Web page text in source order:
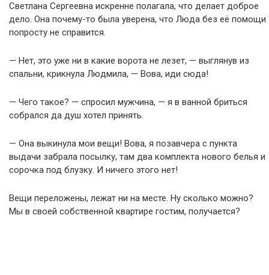
Светлана Сергеевна искренне полагала, что делает доброе
дело. Она почему-то была уверена, что Люда без её помощи
попросту не справится.
— Нет, это уже ни в какие ворота не лезет, — выглянув из
спальни, крикнула Людмила, — Вова, иди сюда!
— Чего такое? — спросил мужчина, — я в ванной бриться
собрался да душ хотел принять.
— Она выкинула мои вещи! Вова, я позавчера с пункта
выдачи забрала посылку, там два комплекта нового белья и
сорочка под блузку. И ничего этого нет!
Вещи переложены, лежат ни на месте. Ну сколько можно?
Мы в своей собственной квартире гостим, получается?